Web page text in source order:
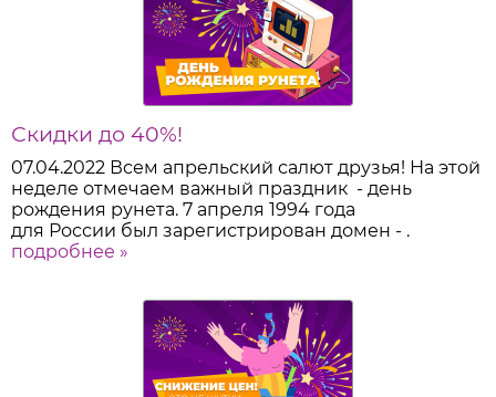
Скидки до 40%!
07.04.2022 Всем апрельский салют друзья! На этой
неделе отмечаем важный праздник - день
рождения рунета. 7 апреля 1994 года
для России был зарегистрирован домен - .
подробнее »